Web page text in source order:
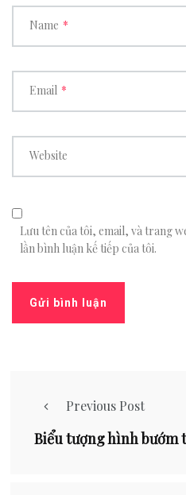
Name *
Email *
Website
Lưu tên của tôi, email, và trang
lần bình luận kế tiếp của tôi.
Previous Post
Biểu tượng hình bướm